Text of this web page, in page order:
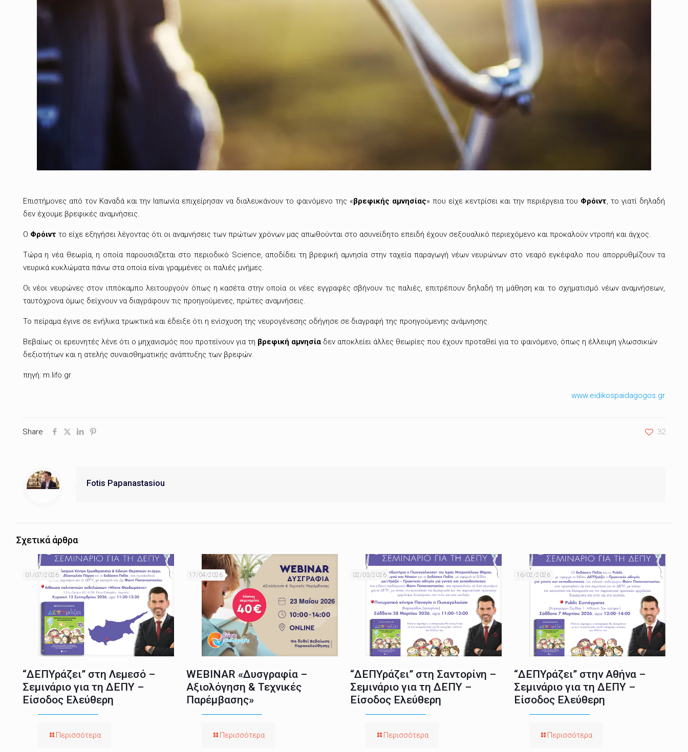
Επιστήμονες από τον Καναδά και την Ιαπωνία επιχείρησαν να διαλευκάνουν το φαινόμενο της «βρεφικής αμνησίας» που είχε κεντρίσει και την περιέργεια του Φρόιντ, το γιατί δηλαδή
δεν έχουμε βρεφικές αναμνήσεις.
Ο Φρόιντ το είχε εξηγήσει λέγοντας ότι οι αναμνήσεις των πρώτων χρόνων μας απωθούνται στο ασυνείδητο επειδή έχουν σεξουαλικό περιεχόμενο και προκαλούν ντροπή και άγχος.
Τώρα η νέα θεωρία, η οποία παρουσιάζεται στο περιοδικό Science, αποδίδει τη βρεφική αμνησία στην ταχεία παραγωγή νέων νευρώνων στο νεαρό εγκέφαλο που απορρυθμίζουν τα
νευρικά κυκλώματα πάνω στα οποία είναι γραμμένες οι παλιές μνήμες.
Οι νέοι νευρώνες στον ιππόκαμπο λειτουργούν όπως η κασέτα στην οποία οι νέες εγγραφές σβήνουν τις παλιές, επιτρέπουν δηλαδή τη μάθηση και το σχηματισμό νέων αναμνήσεων,
ταυτόχρονα όμως δείχνουν να διαγράφουν τις προηγούμενες, πρώτες αναμνήσεις.
Το πείραμα έγινε σε ενήλικα τρωκτικά και έδειξε ότι η ενίσχυση της νευρογένεσης οδήγησε σε διαγραφή της προηγούμενης ανάμνησης.
Βεβαίως οι ερευνητές λένε ότι ο μηχανισμός που προτείνουν για τη βρεφική αμνησίαδεν αποκλείει άλλες θεωρίες που έχουν προταθεί για το φαινόμενο, όπως η έλλειψη γλωσσικών
δεξιοτήτων και η ατελής συναισθηματικής ανάπτυξης των βρεφών.
πηγή: m.lifo.gr
www.eidikospaidagogos.gr
Share 32
Fotis Papanastasiou
Σχετικά άρθρα
01/07/2026
“ΔΕΠΥράζει” στη Λεμεσό –
Σεμινάριο για τη ΔΕΠΥ –
Είσοδος Ελεύθερη
Περισσότερα
17/04/2026
WEBINAR «Δυσγραφία –
Αξιολόγηση & Τεχνικές
Παρέμβασης»
Περισσότερα
02/03/2026
“ΔΕΠΥράζει” στη Σαντορίνη –
Σεμινάριο για τη ΔΕΠΥ –
Είσοδος Ελεύθερη
Περισσότερα
16/02/2026
“ΔΕΠΥράζει” στην Αθήνα –
Σεμινάριο για τη ΔΕΠΥ –
Είσοδος Ελεύθερη
Περισσότερα